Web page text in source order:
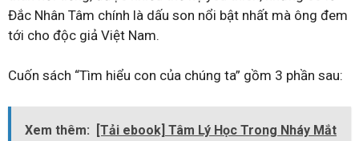
Đắc Nhân Tâm chính là dấu son nổi bật nhất mà ông đem
tới cho độc giả Việt Nam.
Cuốn sách “Tìm hiểu con của chúng ta” gồm 3 phần sau:
Xem thêm:
[Tải ebook] Tâm Lý Học Trong Nháy Mắt